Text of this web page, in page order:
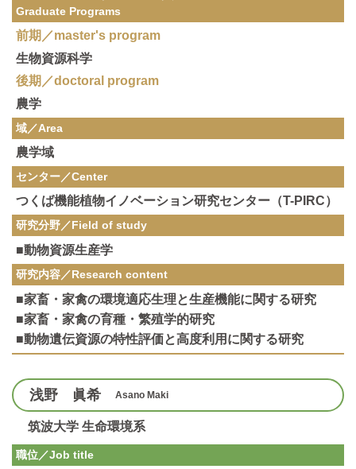
Graduate Programs
前期／master's program
生物資源科学
後期／doctoral program
農学
域／Area
農学域
センター／Center
つくば機能植物イノベーション研究センター（T-PIRC）
研究分野／Field of study
■動物資源生産学
研究内容／Research content
■家畜・家禽の環境適応生理と生産機能に関する研究
■家畜・家禽の育種・繁殖学的研究
■動物遺伝資源の特性評価と高度利用に関する研究
浅野 眞希 Asano Maki
筑波大学 生命環境系
職位／Job title